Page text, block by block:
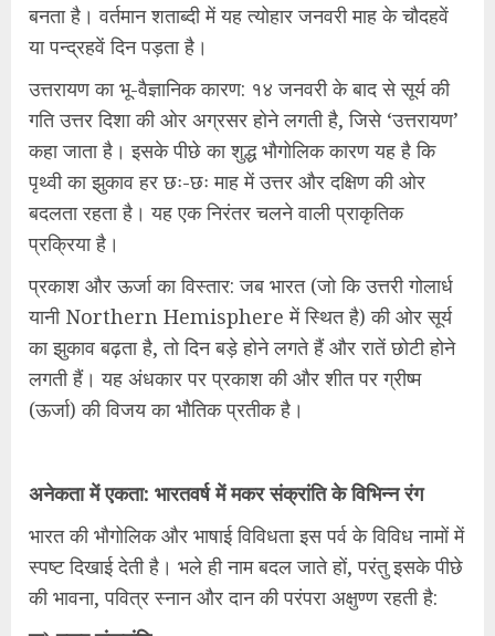
बनता है। वर्तमान शताब्दी में यह त्योहार जनवरी माह के चौदहवें
या पन्द्रहवें दिन पड़ता है।
उत्तरायण का भू-वैज्ञानिक कारण: १४ जनवरी के बाद से सूर्य की
गति उत्तर दिशा की ओर अग्रसर होने लगती है, जिसे ‘उत्तरायण’
कहा जाता है। इसके पीछे का शुद्ध भौगोलिक कारण यह है कि
पृथ्वी का झुकाव हर छः-छः माह में उत्तर और दक्षिण की ओर
बदलता रहता है। यह एक निरंतर चलने वाली प्राकृतिक
प्रक्रिया है।
प्रकाश और ऊर्जा का विस्तार: जब भारत (जो कि उत्तरी गोलार्ध
यानी Northern Hemisphere में स्थित है) की ओर सूर्य
का झुकाव बढ़ता है, तो दिन बड़े होने लगते हैं और रातें छोटी होने
लगती हैं। यह अंधकार पर प्रकाश की और शीत पर ग्रीष्म
(ऊर्जा) की विजय का भौतिक प्रतीक है।
अनेकता में एकता: भारतवर्ष में मकर संक्रांति के विभिन्न रंग
भारत की भौगोलिक और भाषाई विविधता इस पर्व के विविध नामों में
स्पष्ट दिखाई देती है। भले ही नाम बदल जाते हों, परंतु इसके पीछे
की भावना, पवित्र स्नान और दान की परंपरा अक्षुण्ण रहती है: